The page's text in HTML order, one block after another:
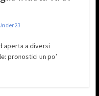
23
aperta a diversi
pronostici un po’